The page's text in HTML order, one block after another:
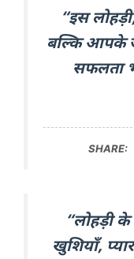
“इस
बल्कि आपके
सफलता
SHARE:
“लोहड़ी
खुशियाँ,